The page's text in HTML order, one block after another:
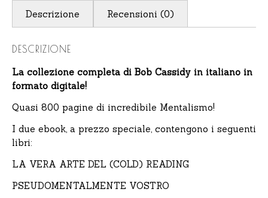
Descrizione Recensioni (0)
DESCRIZIONE
La collezione completa di Bob Cassidy in italiano in
formato digitale!
Quasi 800 pagine di incredibile Mentalismo!
I due ebook, a prezzo speciale, contengono i seguenti
libri:
LA VERA ARTE DEL (COLD) READING
PSEUDOMENTALMENTE VOSTRO